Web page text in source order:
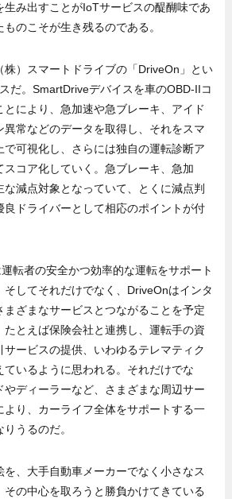
生み出すことがIoTサービスの醍醐味であ
のこそが生き残るのである。
株）スマートドライブの「DriveOn」とい
だ。SmartDriveデバイスを車のOBD-IIコ
により、急加速や急ブレーキ、アイド
異常などのデータを取得し、それをスマ
で可視化し、さらには独自の運転診断ア
スコア化していく。急ブレーキ、急加
減点対象となっていて、とくに減点判
良ドライバーとして相応のポイントが付
転者の安全かつ効率的な運転をサポート
そしてそれだけでなく、DriveOnはインタ
まざまなサービスとつながることを予定
たとえば保険会社と連携し、運転手の資
ービスの提供、いわゆるテレマティク
ているように思われる。それだけでな
やディーラーなど、さまざまな周辺サー
より、カーライフ全体をサポートする一
うるのだ。
を、大手自動車メーカーでなく小さなス
その中心を取ろうと勝負かけてきている